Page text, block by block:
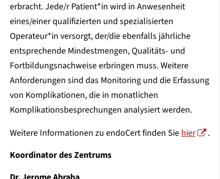
erbracht. Jede/r Patient*in wird in Anwesenheit
eines/einer qualifizierten und spezialisierten
Operateur*in versorgt, der/die ebenfalls jährliche
entsprechende Mindestmengen, Qualitäts- und
Fortbildungsnachweise erbringen muss. Weitere
Anforderungen sind das Monitoring und die Erfassung
von Komplikationen, die in monatlichen
Komplikationsbesprechungen analysiert werden.
Weitere Informationen zu endoCert finden Siehier
.
Koordinator des Zentrums